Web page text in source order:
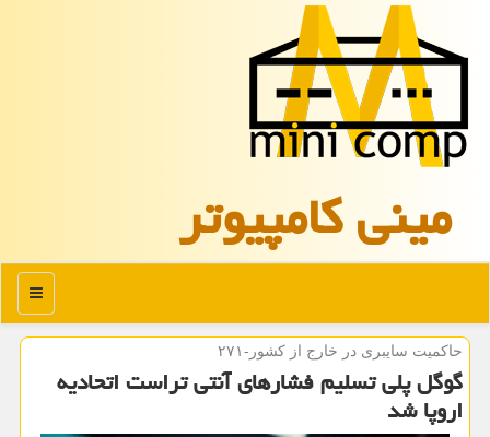
مینی كامپیوتر
منو
حاكمیت سایبری در خارج از كشور-۲۷۱
گوگل پلی تسلیم فشارهای آنتی تراست اتحادیه
اروپا شد